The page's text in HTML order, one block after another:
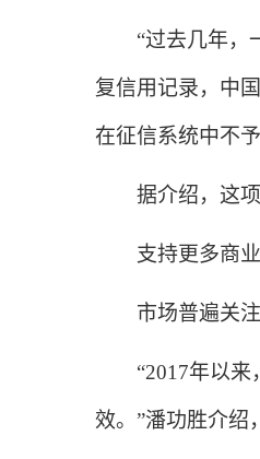
“过去几年，一
复信用记录，中
在征信系统中不予
据介绍，这项
支持更多商业
市场普遍关注
“2017年以来，
效。”潘功胜介绍